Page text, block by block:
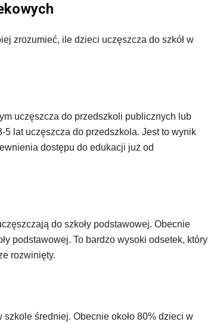
zrozumieć, ile dzieci uczęszcza do szkół w
uczęszcza do przedszkoli publicznych lub
5 lat uczęszcza do przedszkola. Jest to wynik
dostępu do edukacji już od
do szkoły podstawowej. Obecnie
podstawowej. To bardzo wysoki odsetek, który
rozwinięty.
średniej. Obecnie około 80% dzieci w